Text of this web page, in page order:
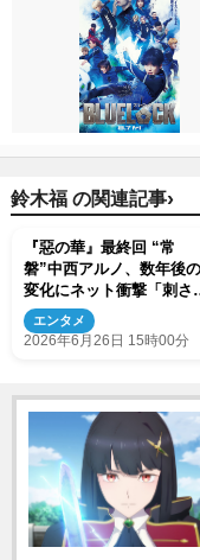
鈴木福 の関連記事›
『惡の華』最終回 “常
磐”中西アルノ、数年後の
変化にネット衝撃「刺さ
すぎる」「メロすぎ」（ネ
タバレあり）
エンタメ
2026年6月26日 15時00分